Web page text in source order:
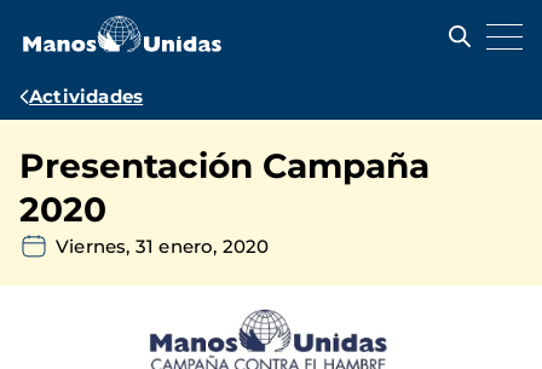
contenido
Ruta
navegación
Actividades
Presentación Campaña
2020
Viernes, 31 enero, 2020